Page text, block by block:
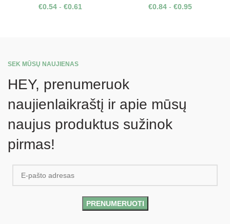
€0.54- €0.61 €0.84- €0.95
SEK MŪSŲ NAUJIENAS
HEY, prenumeruok
naujienlaikraštį ir apie mūsų
naujus produktus sužinok
pirmas!